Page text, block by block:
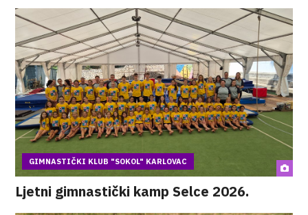
GIMNASTIČKI KLUB "SOKOL" KARLOVAC
Ljetni gimnastički kamp Selce 2026.